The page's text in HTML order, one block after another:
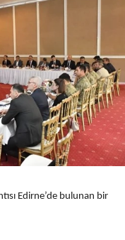
Edirne’de bulunan bir